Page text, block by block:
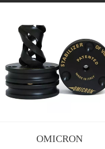
OMICRON